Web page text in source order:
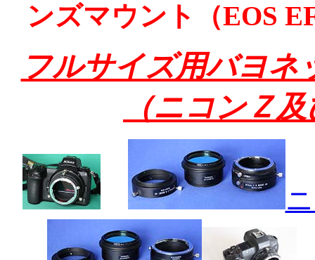
ンズマウント（EOS
フルサイズ用バヨ
（ニコンＺ